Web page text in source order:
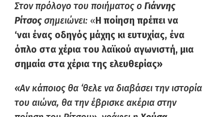
Στον πρόλογο του ποιήματος ο Γιάννης
Ρίτσοςσημειώνει: «Η ποίηση πρέπει να
‘ναι ένας οδηγός μάχης κι ευτυχίας, ένα
όπλο στα χέρια του λαϊκού αγωνιστή, μια
σημαία στα χέρια της ελευθερίας»
«Αν κάποιος θα ‘θελε να διαβάσει την ιστορία
του αιώνα, θα την έβρισκε ακέρια στην